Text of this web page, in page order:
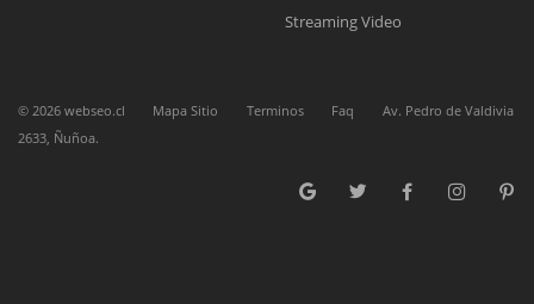
Streaming Video
© 2026 webseo.cl Mapa Sitio Terminos Faq
Av. Pedro de Valdivia
2633, Ñuñoa.